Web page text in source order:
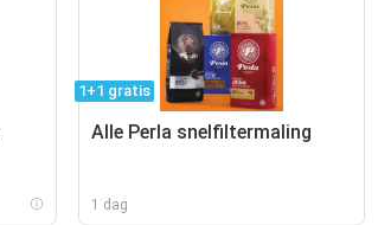
1+1 gratis
Alle Perla snelfiltermaling
1 dag